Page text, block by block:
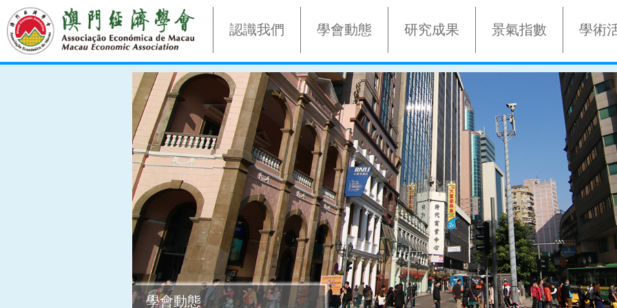
認識我們 學會動態 研究成果 景氣指數 學術
學會動態